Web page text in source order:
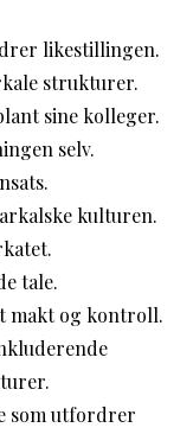
likestillingen.
strukturer.
sine kolleger.
selv.
kulturen.
tale.
makt og kontroll.
som utfordrer